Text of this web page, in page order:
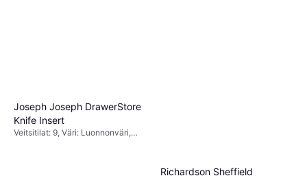
Joseph Joseph DrawerStore
Knife Insert
Veitsitilat: 9, Väri: Luonnonväri,
Richardson Sheffield